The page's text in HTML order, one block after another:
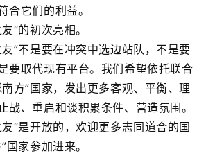
合它们的利益。
”的初次亮相。
”不是要在冲突中选边站队，不是要
要取代现有平台。我们希望依托联合
方”国家，发出更多客观、平衡、理
战、重启和谈积累条件、营造氛围。
”是开放的，欢迎更多志同道合的国
国家参加进来。